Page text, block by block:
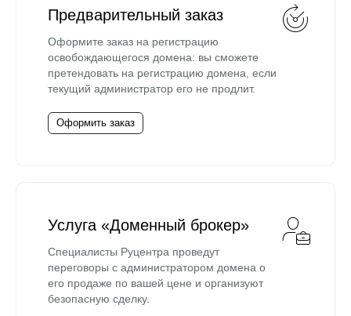
Предварительный заказ
Оформите заказ на регистрацию
освобождающегося домена: вы сможете
претендовать на регистрацию домена, если
текущий администратор его не продлит.
Оформить заказ
Услуга «Доменный брокер»
Специалисты Руцентра проведут
переговоры с администратором домена о
его продаже по вашей цене и организуют
безопасную сделку.